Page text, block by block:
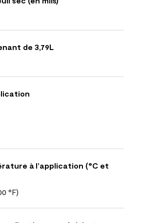
de 3,79L
à l’application (°C et
°F)